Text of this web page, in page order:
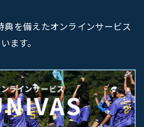
を備えたオンラインサービス
ます。